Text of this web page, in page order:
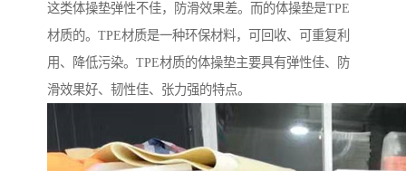
这类体操垫弹性不佳，防滑效果差。而的体操垫是TPE
材质的。TPE材质是一种环保材料，可回收、可重复利
用、降低污染。TPE材质的体操垫主要具有弹性佳、防
滑效果好、韧性佳、张力强的特点。